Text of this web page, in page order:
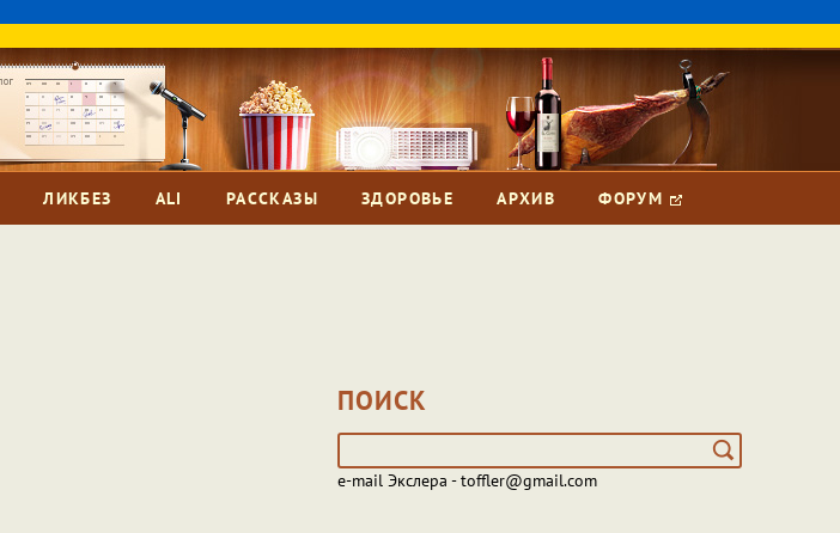
ЛИКБЕЗ ALI РАССКАЗЫ ЗДОРОВЬЕ АРХИВ ФОРУМ
ПОИСК
e-mail Экслера - toffler@gmail.com